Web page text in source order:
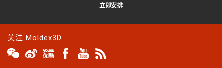
立即安排
关注 Moldex3D